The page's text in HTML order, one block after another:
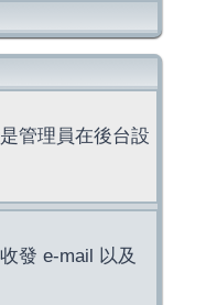
管理員在後台設
發 e-mail 以及